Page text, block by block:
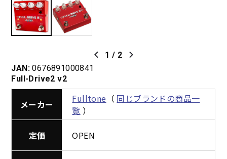
1 / 2
JAN: 0676891000841
Full-Drive2 v2
メーカー Fulltone （ 同じブランドの商品一
覧 ）
定価 OPEN